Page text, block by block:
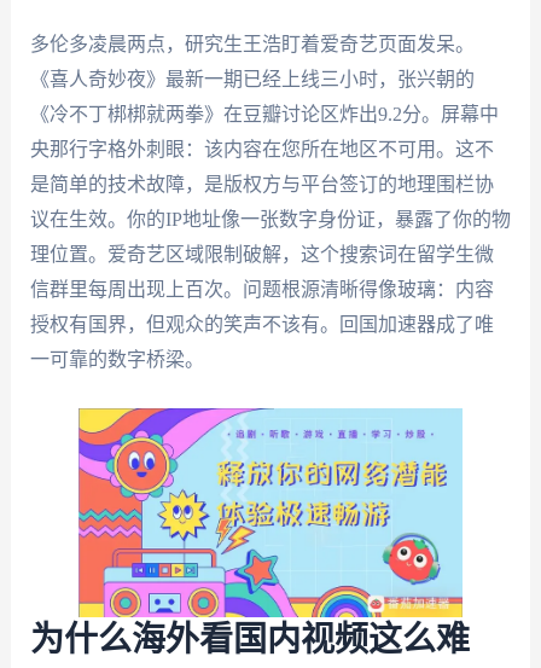
多伦多凌晨两点，研究生王浩盯着爱奇艺页面发呆。
《喜人奇妙夜》最新一期已经上线三小时，张兴朝的
《冷不丁梆梆就两拳》在豆瓣讨论区炸出9.2分。屏幕中
央那行字格外刺眼：该内容在您所在地区不可用。这不
是简单的技术故障，是版权方与平台签订的地理围栏协
议在生效。你的IP地址像一张数字身份证，暴露了你的物
理位置。爱奇艺区域限制破解，这个搜索词在留学生微
信群里每周出现上百次。问题根源清晰得像玻璃：内容
授权有国界，但观众的笑声不该有。回国加速器成了唯
一可靠的数字桥梁。
为什么海外看国内视频这么难